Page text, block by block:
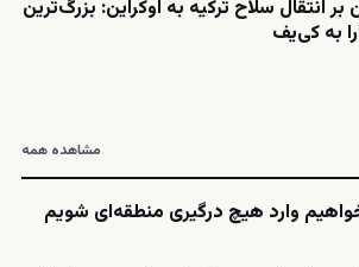
انتقال سلاح ترکیه به اوکراین: بزرگ‌ترین
به کی‌یف
مشاهده همه
وارد هیچ درگیری منطقه‌ای شویم